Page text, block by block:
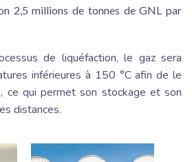
2,5 millions de tonnes de GNL par
de liquéfaction, le gaz sera
inférieures à 150 °C afin de le
ce qui permet son stockage et son
distances.